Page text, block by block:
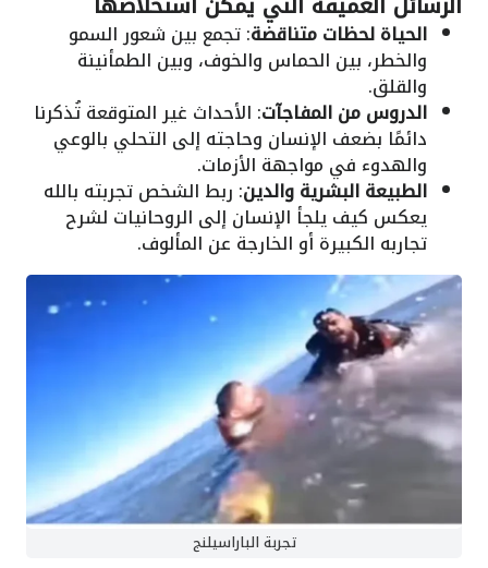
الحياة لحظات متناقضة: تجمع بين شعور السمو
والخطر، بين الحماس والخوف، وبين الطمأنينة
والقلق.
الدروس من المفاجآت: الأحداث غير المتوقعة تُذكرنا
دائمًا بضعف الإنسان وحاجته إلى التحلي بالوعي
والهدوء في مواجهة الأزمات.
الطبيعة البشرية والدين: ربط الشخص تجربته بالله
يعكس كيف يلجأ الإنسان إلى الروحانيات لشرح
تجاربه الكبيرة أو الخارجة عن المألوف.
تجربة الباراسيلنج